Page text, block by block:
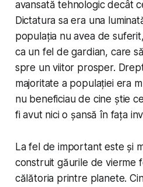
avansată tehnologic decât
Dictatura sa era una
populația nu avea de
ca un fel de gardian, care
spre un viitor prosper.
majoritate a populației era
nu beneficiau de cine știe
fi avut nici o șansă în fața
La fel de important este și
construit găurile de vierme
călătoria printre planete.